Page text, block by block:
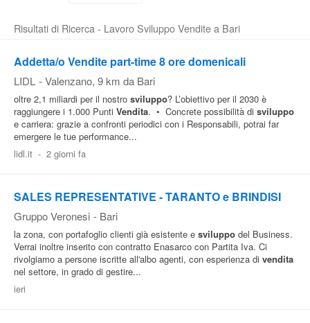
Elenco
professioni
Blog
Offerte
Area
Aziende
Risultati di Ricerca - Lavoro Sviluppo Vendite a Bari
Addetta/o Vendite part-time 8 ore domenicali
LIDL - Valenzano, 9 km da Bari
oltre 2,1 miliardi per il nostro sviluppo? L’obiettivo per il 2030 è
raggiungere i 1.000 Punti Vendita. • Concrete possibilità di sviluppo
e carriera: grazie a confronti periodici con i Responsabili, potrai far
emergere le tue performance...
lidl.it - 2 giorni fa
SALES REPRESENTATIVE - TARANTO e BRINDISI
Gruppo Veronesi - Bari
la zona, con portafoglio clienti già esistente e sviluppo del Business.
Verrai inoltre inserito con contratto Enasarco con Partita Iva. Ci
rivolgiamo a persone iscritte all'albo agenti, con esperienza di vendita
nel settore, in grado di gestire...
ieri